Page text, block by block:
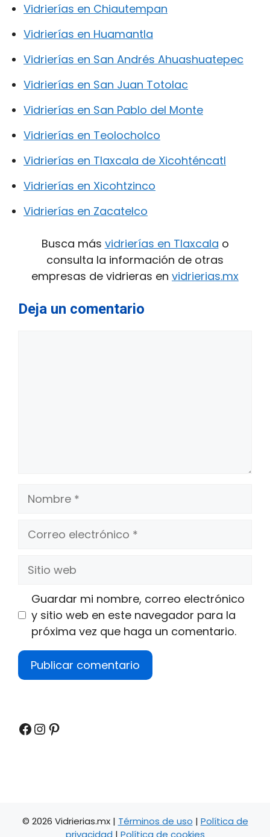
Vidrierías en Chiautempan
Vidrierías en Huamantla
Vidrierías en San Andrés Ahuashuatepec
Vidrierías en San Juan Totolac
Vidrierías en San Pablo del Monte
Vidrierías en Teolocholco
Vidrierías en Tlaxcala de Xicohténcatl
Vidrierías en Xicohtzinco
Vidrierías en Zacatelco
Busca más vidrierías en Tlaxcala o
consulta la información de otras
empresas de vidrieras en vidrierias.mx
Deja un comentario
Nombre
Correo
electrónico
Sitio
web
Guardar mi nombre, correo electrónico
y sitio web en este navegador para la
próxima vez que haga un comentario.
Facebook
Instagram
Pinterest
© 2026 Vidrierias.mx | Términos de uso | Política de
privacidad | Política de cookies